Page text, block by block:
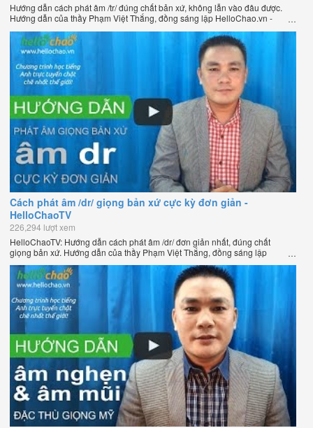
Hướng dẫn cách phát âm /tr/ đúng chất bản xứ, không lẫn vào đâu được.
Hướng dẫn của thầy Phạm Việt Thắng, đồng sáng lập HelloChao.vn -
Chương trình dạy tiếng Anh trực tuyến chặt chẽ nhất thế giới.
Cách phát âm /dr/ giọng bản xứ cực kỳ đơn giản -
HelloChaoTV
226,294 lượt xem
HelloChaoTV: Hướng dẫn cách phát âm /dr/ đơn giản nhất, đúng chất
giọng bản xứ. Hướng dẫn của thầy Phạm Việt Thắng, đồng sáng lập
HelloChao.vn - Chương trình dạy tiếng Anh trực tuyến chặt chẽ nhất thế
giới.